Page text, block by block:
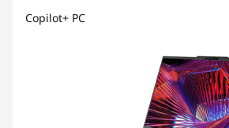
Copilot+ PC